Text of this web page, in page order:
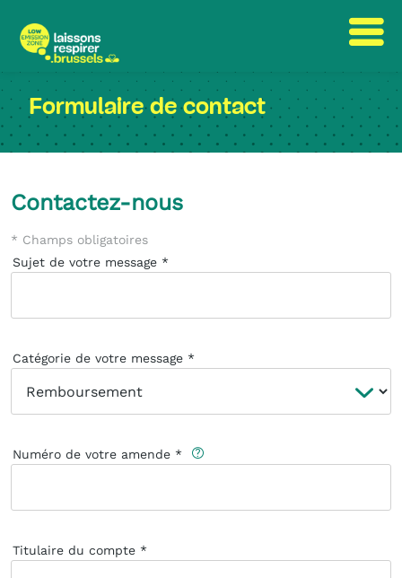
Passer
au
contenu
Passer
à
la
navigation
Formulaire de contact
Contactez-nous
* Champs obligatoires
Sujet de votre message
Catégorie de votre message
Numéro de votre amende
Titulaire du compte